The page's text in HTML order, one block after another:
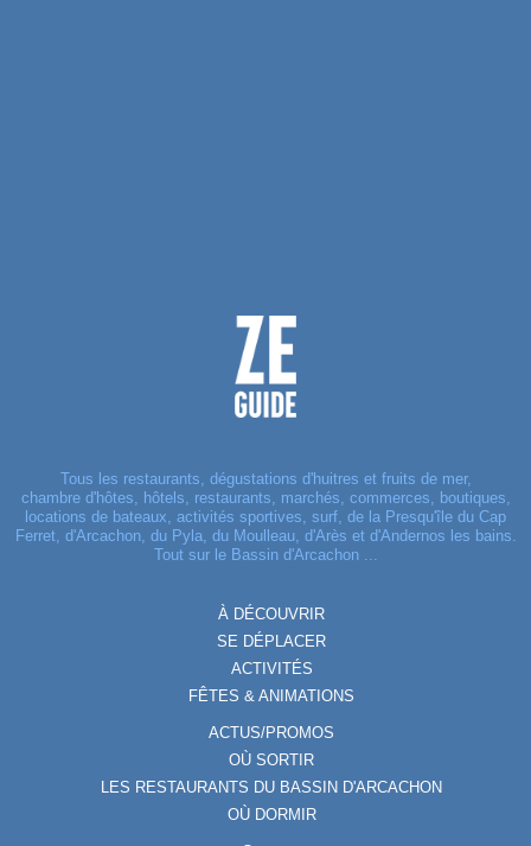
Tous les restaurants, dégustations d'huitres et fruits de mer,
chambre d'hôtes, hôtels, restaurants, marchés, commerces, boutiques,
locations de bateaux, activités sportives, surf, de la Presqu'île du Cap
Ferret, d'Arcachon, du Pyla, du Moulleau, d'Arès et d'Andernos les bains.
Tout sur le Bassin d'Arcachon ...
À DÉCOUVRIR
SE DÉPLACER
ACTIVITÉS
FÊTES & ANIMATIONS
ACTUS/PROMOS
OÙ SORTIR
LES RESTAURANTS DU BASSIN D'ARCACHON
OÙ DORMIR